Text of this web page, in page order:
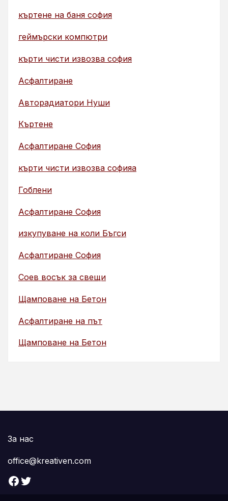
къртене на баня софия
геймърски компютри
кърти чисти извозва софия
Асфалтиране
Авторадиатори Нуши
Къртене
Асфалтиране София
кърти чисти извозва софияа
Гоблени
Асфалтиране София
изкупуване на коли Бъгси
Асфалтиране София
Соев восък за свещи
Щамповане на Бетон
Асфалтиране на път
Щамповане на Бетон
За нас
office@kreativen.com
Facebook Twitter